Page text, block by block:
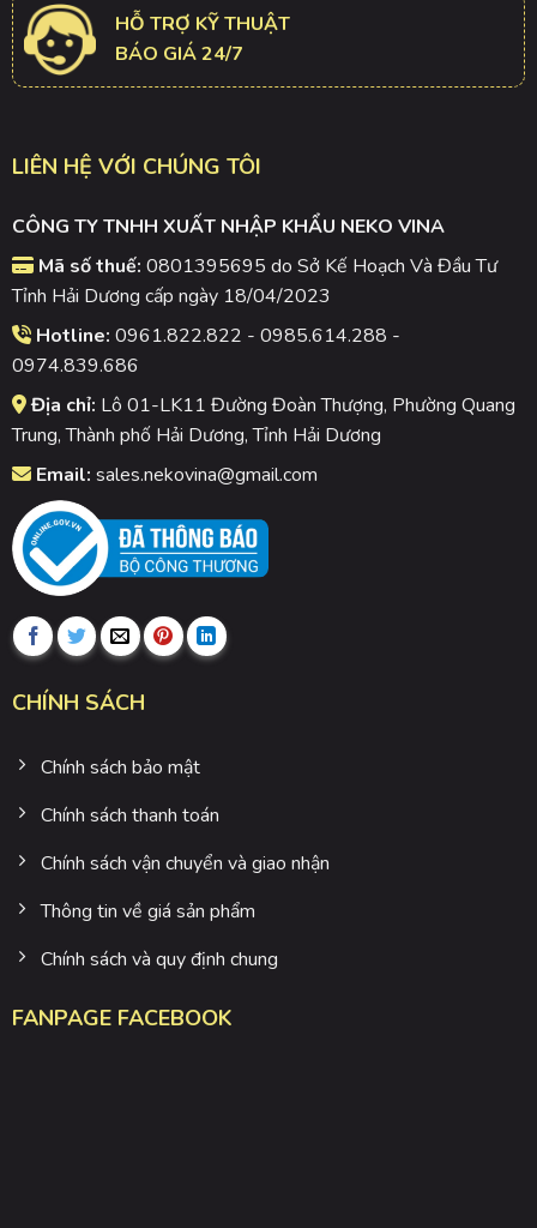
HỖ TRỢ KỸ THUẬT
BÁO GIÁ 24/7
LIÊN HỆ VỚI CHÚNG TÔI
CÔNG TY TNHH XUẤT NHẬP KHẨU NEKO VINA
Mã số thuế: 0801395695 do Sở Kế Hoạch Và Đầu Tư
Tỉnh Hải Dương cấp ngày 18/04/2023
Hotline: 0961.822.822 - 0985.614.288 -
0974.839.686
Địa chỉ: Lô 01-LK11 Đường Đoàn Thượng, Phường Quang
Trung, Thành phố Hải Dương, Tỉnh Hải Dương
Email: sales.nekovina@gmail.com
CHÍNH SÁCH
Chính sách bảo mật
Chính sách thanh toán
Chính sách vận chuyển và giao nhận
Thông tin về giá sản phẩm
Chính sách và quy định chung
FANPAGE FACEBOOK